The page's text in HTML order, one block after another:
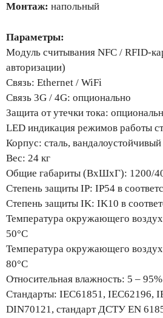
Монтаж: напольный
Параметры:
Модуль считывания NFC / RFID-
авторизации)
Связь: Ethernet / WiFi
Связь 3G / 4G: опционально
Защита от утечки тока:
LED индикация режимов работы
Корпус: сталь, вандалоустойчивый
Вес: 24 кг
Общие габариты (ВхШхГ): 1200/
Степень защиты IP: IP54 в
Степень защиты IK: IK10 в
Температура окружающего
50°C
Температура окружающего
80°C
Относительная влажность: 5 – 95%
Стандарты: IEC61851, IEC62196,
DIN70121, стандарт ДСТУ EN